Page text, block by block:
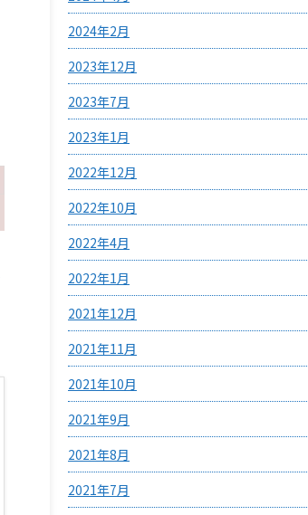
2024年2月
2023年12月
2023年7月
2023年1月
2022年12月
2022年10月
2022年4月
2022年1月
2021年12月
2021年11月
2021年10月
2021年9月
2021年8月
2021年7月